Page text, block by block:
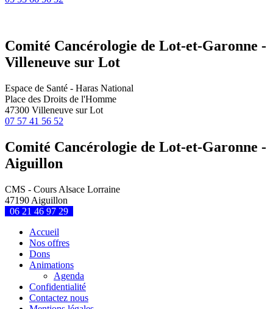
Comité Cancérologie de Lot-et-Garonne -
Villeneuve sur Lot
Espace de Santé - Haras National
Place des Droits de l'Homme
47300 Villeneuve sur Lot
07 57 41 56 52
Comité Cancérologie de Lot-et-Garonne -
Aiguillon
CMS - Cours Alsace Lorraine
47190 Aiguillon
06 21 46 97 29
Accueil
Nos offres
Dons
Animations
Agenda
Confidentialité
Contactez nous